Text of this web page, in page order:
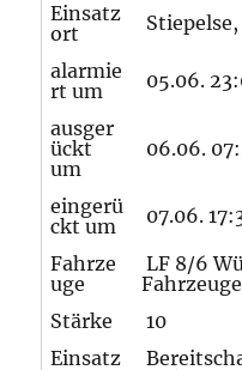
Einsatz
ort
alarmie
rt um
05.06.
ausger
ückt
um
06.06.
eingerü
ckt um
07.06.
Fahrze
uge
LF 8/6
Stärke
10
Einsatz